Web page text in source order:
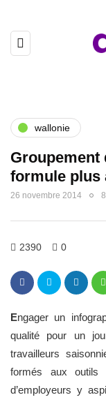
wallonie
Groupement
formule plus
26 novembre 2014
2390 0
Engager un
qualité pour un
travailleurs
formés aux outils
d’employeurs y